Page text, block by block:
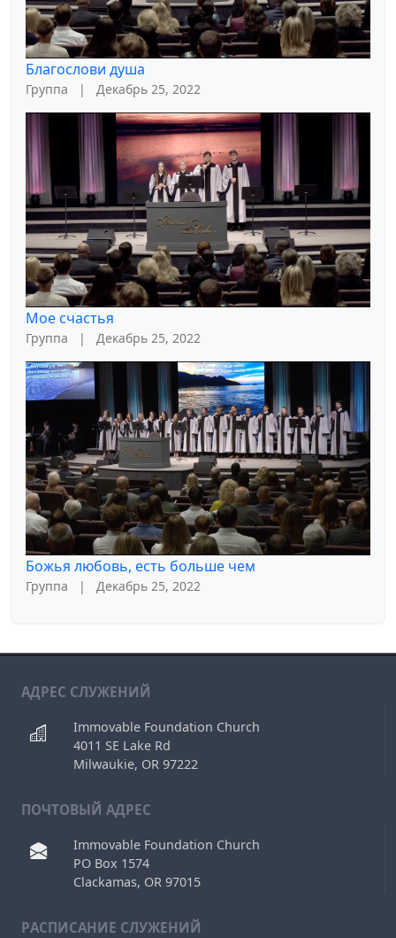
Благослови душа
Группа | Декабрь 25, 2022
Мое счастья
Группа | Декабрь 25, 2022
Божья любовь, есть больше чем
Группа | Декабрь 25, 2022
АДРЕС СЛУЖЕНИЙ
Immovable Foundation Church
4011 SE Lake Rd
Milwaukie, OR 97222
ПОЧТОВЫЙ АДРЕС
Immovable Foundation Church
PO Box 1574
Clackamas, OR 97015
РAСПИСАНИЕ СЛУЖЕНИЙ